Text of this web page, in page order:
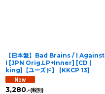
【日本盤】Bad Brains / I Against
I [JPN Orig.LP+Inner] [CD |
king]【ユーズド】
[KKCP 13]
3,280.-(税別)